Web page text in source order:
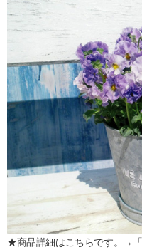
★商品詳細はこちらです。→「